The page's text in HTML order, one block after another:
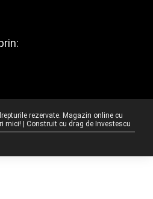
rezervate. Magazin online cu
mici! | Construit cu drag de Investescu